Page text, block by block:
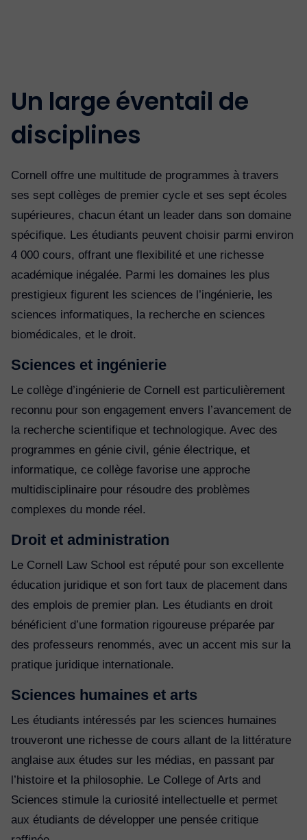
Un large éventail de
disciplines
Cornell offre une multitude de programmes à travers
ses sept collèges de premier cycle et ses sept écoles
supérieures, chacun étant un leader dans son domaine
spécifique. Les étudiants peuvent choisir parmi environ
4 000 cours, offrant une flexibilité et une richesse
académique inégalée. Parmi les domaines les plus
prestigieux figurent les sciences de l’ingénierie, les
sciences informatiques, la recherche en sciences
biomédicales, et le droit.
Sciences et ingénierie
Le collège d’ingénierie de Cornell est particulièrement
reconnu pour son engagement envers l’avancement de
la recherche scientifique et technologique. Avec des
programmes en génie civil, génie électrique, et
informatique, ce collège favorise une approche
multidisciplinaire pour résoudre des problèmes
complexes du monde réel.
Droit et administration
Le Cornell Law School est réputé pour son excellente
éducation juridique et son fort taux de placement dans
des emplois de premier plan. Les étudiants en droit
bénéficient d’une formation rigoureuse préparée par
des professeurs renommés, avec un accent mis sur la
pratique juridique internationale.
Sciences humaines et arts
Les étudiants intéressés par les sciences humaines
trouveront une richesse de cours allant de la littérature
anglaise aux études sur les médias, en passant par
l’histoire et la philosophie. Le College of Arts and
Sciences stimule la curiosité intellectuelle et permet
aux étudiants de développer une pensée critique